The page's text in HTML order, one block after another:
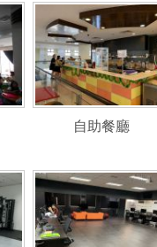
自助餐廳